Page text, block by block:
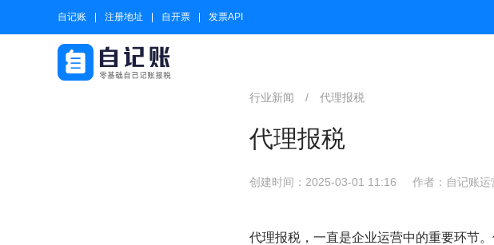
自记账 注册地址 自开票 发票API
行业新闻 / 代理报税
代理报税
创建时间：2025-03-01 11:16 作者：自记账运
代理报税，一直是企业运营中的重要环节